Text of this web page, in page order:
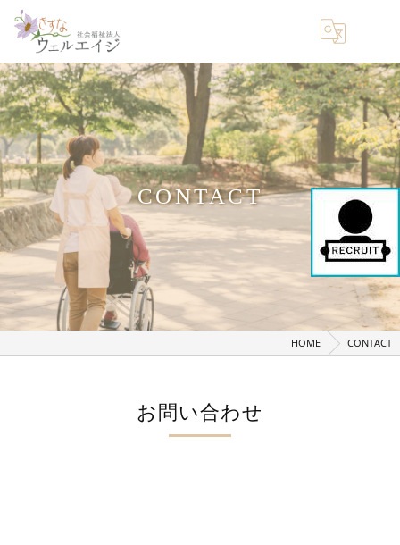
CONTACT
HOME CONTACT
お問い合わせ